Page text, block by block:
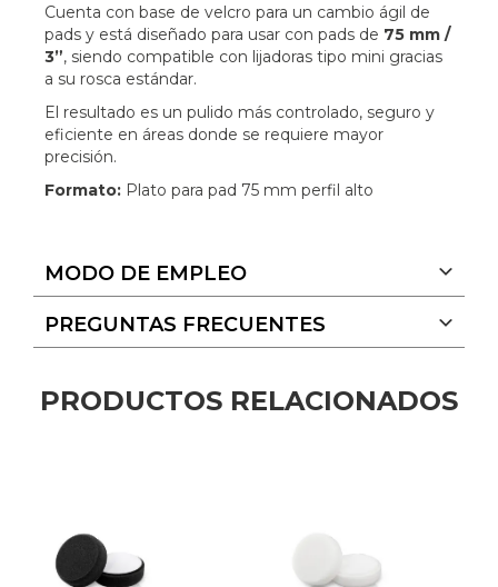
Cuenta con base de velcro para un cambio ágil de
pads y está diseñado para usar con pads de 75 mm /
3”, siendo compatible con lijadoras tipo mini gracias
a su rosca estándar.
El resultado es un pulido más controlado, seguro y
eficiente en áreas donde se requiere mayor
precisión.
Formato: Plato para pad 75 mm perfil alto
MODO DE EMPLEO
PREGUNTAS FRECUENTES
PRODUCTOS RELACIONADOS